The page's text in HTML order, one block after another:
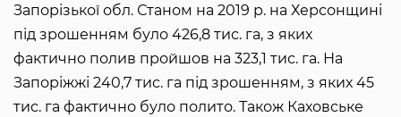
Запорізької обл. Станом на 2019 р. на Херсонщині
під зрошенням було 426,8 тис. га, з яких
фактично полив пройшов на 323,1 тис. га. На
Запоріжжі 240,7 тис. га під зрошенням, з яких 45
тис. га фактично було полито. Також Каховське